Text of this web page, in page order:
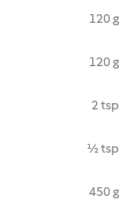
120 g
120 g
2 tsp
½ tsp
450 g